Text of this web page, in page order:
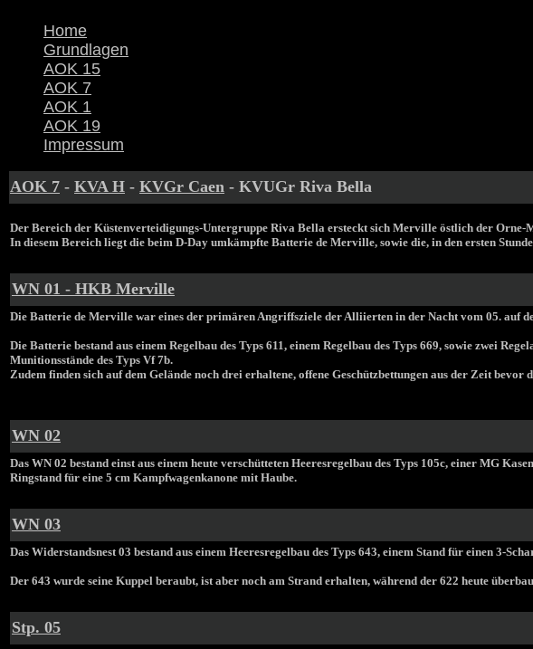
Home
Grundlagen
AOK 15
AOK 7
AOK 1
AOK 19
Impressum
AOK 7 - KVA H - KVGr Caen - KVUGr Riva Bella
Der Bereich der Küstenverteidigungs-Untergruppe Riva Bella ersteckt sich Merville östlich der Orne-
In diesem Bereich liegt die beim D-Day umkämpfte Batterie de Merville, sowie die, in den ersten
WN 01 - HKB Merville
Die Batterie de Merville war eines der primären Angriffsziele der Alliierten in der Nacht vom 05. auf
Die Batterie bestand aus einem Regelbau des Typs 611, einem Regelbau des Typs 669, sowie zwei
Munitionsstände des Typs Vf 7b.
Zudem finden sich auf dem Gelände noch drei erhaltene, offene Geschützbettungen aus der Zeit
WN 02
Das WN 02 bestand einst aus einem heute verschütteten Heeresregelbau des Typs 105c, einer MG
Ringstand für eine 5 cm Kampfwagenkanone mit Haube.
WN 03
Das Widerstandsnest 03 bestand aus einem Heeresregelbau des Typs 643, einem Stand für einen 3-
Der 643 wurde seine Kuppel beraubt, ist aber noch am Strand erhalten, während der 622 heute
Stp. 05